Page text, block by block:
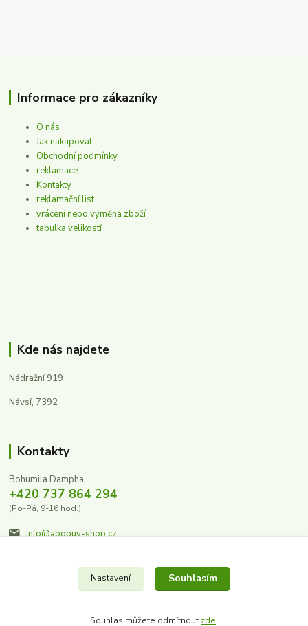
Informace pro zákazníky
O nás
Jak nakupovat
Obchodní podmínky
reklamace
Kontakty
reklamační list
vrácení nebo výměna zboží
tabulka velikostí
Kde nás najdete
Nádražní 919
Návsí, 7392
Kontakty
Bohumila Dampha
+420 737 864 294
(Po-Pá, 9-16 hod.)
info@abobuv-shop.cz
Nastavení Souhlasím
Souhlas můžete odmítnout zde.